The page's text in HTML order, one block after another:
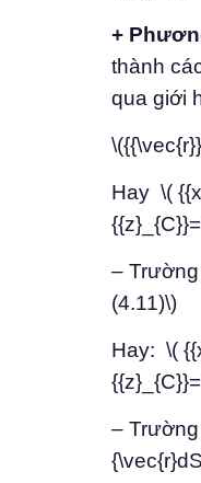
+
thành
qua giới
Hay \(
– Trường
(4.11)\)
Hay: \(
– Trường